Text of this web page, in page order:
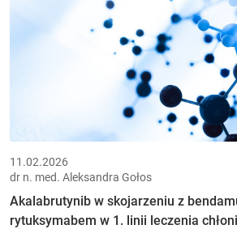
11.02.2026
dr n. med. Aleksandra Gołos
Akalabrutynib w skojarzeniu z
rytuksymabem w 1. linii leczenia